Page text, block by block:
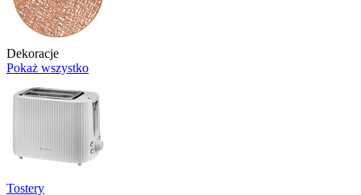
Dekoracje
Pokaż wszystko
Tostery